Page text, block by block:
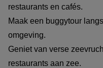
restaurants en cafés.
Maak een buggytour
omgeving.
Geniet van verse
restaurants aan zee.